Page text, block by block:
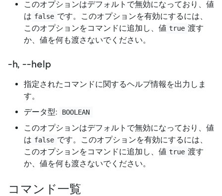
このオプションはデフォルトで無効になっており、値
は false です。このオプションを有効にするには、
このオプションをコマンドに追加し、値 true 渡す
か、値を何も渡さないでください。
-h, --help
指定されたコマンドに関するヘルプ情報を出力しま
す。
データ型:
BOOLEAN
このオプションはデフォルトで無効になっており、値
は false です。このオプションを有効にするには、
このオプションをコマンドに追加し、値 true 渡す
か、値を何も渡さないでください。
コマンド一覧